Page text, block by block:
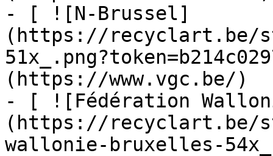
- [ ![N-Brussel]
(https://recyclart.be/
(https://www.vgc.be/)
- [ ![Fédération
(https://recyclart.be/
wallonie-bruxelles-